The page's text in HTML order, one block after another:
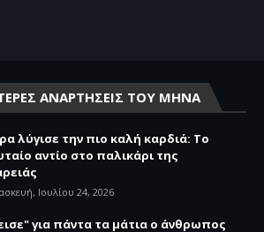
ΑΝΑΡΤΗΣΕΙΣ ΤΟΥ ΜΗΝΑ
λύγισε την πιο καλή καρδιά: Το
αντίο στο παλικάρι της
Ιουλίου 24, 2026
για πάντα τα μάτια ο άνθρωπος